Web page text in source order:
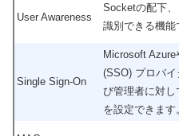
User Awareness
Socketの配下
識別できる機能
Single Sign-On
Microsoft
(SSO) プロバ
び管理者に対
を設定できます